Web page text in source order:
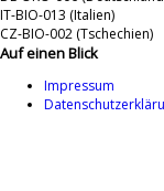
IT-BIO-013 (Italien)
CZ-BIO-002 (Tschechien)
Auf einen Blick
Impressum